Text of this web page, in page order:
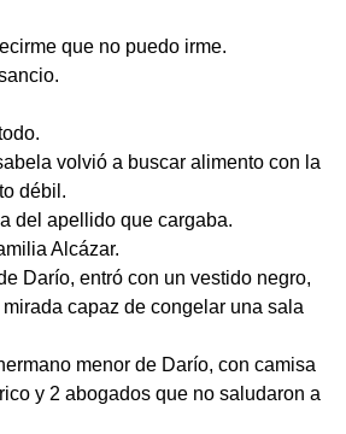
que no puedo irme.
volvió a buscar alimento con la
débil.
del apellido que cargaba.
Alcázar.
Darío, entró con un vestido negro,
capaz de congelar una sala
menor de Darío, con camisa
y 2 abogados que no saludaron a